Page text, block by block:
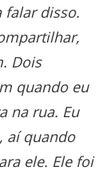
falar disso.
Dois
quando eu
na rua. Eu
aí quando
ele. Ele foi